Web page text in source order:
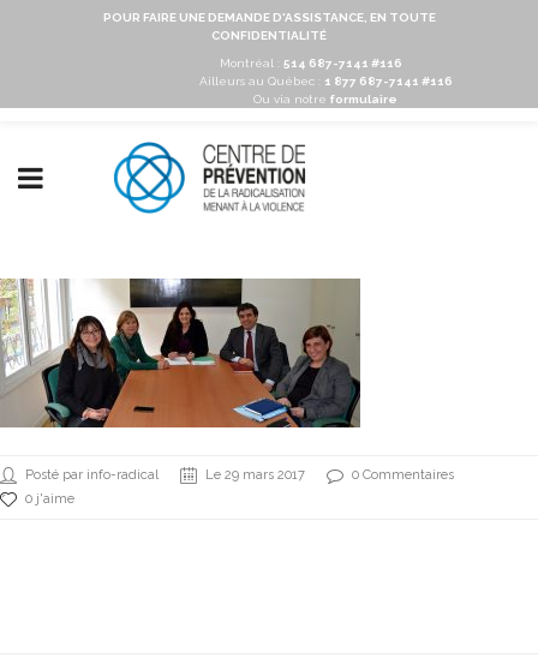
POUR FAIRE UNE DEMANDE D'ASSISTANCE, EN TOUTE
CONFIDENTIALITÉ
Montréal : 514 687-7141 #116
Ailleurs au Québec :
1 877 687-7141 #116
Ou via notre formulaire
Posté par info-radical Le 29 mars 2017
0 Commentaires
0 j'aime